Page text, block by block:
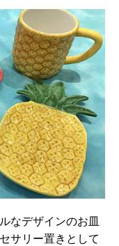
なデザインのお皿
サリー置きとして